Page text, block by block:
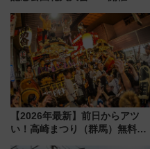
混雑に要注意、その理由は
【2026年最新】前日からアツ
い！高崎まつり（群馬）無料観